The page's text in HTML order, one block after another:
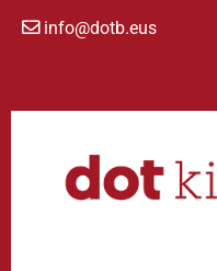
info@dotb.eus